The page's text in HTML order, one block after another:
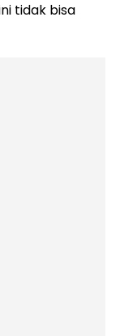
tidak bisa